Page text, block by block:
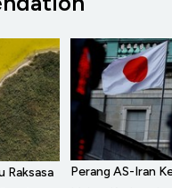
Raksasa
Perang AS-Iran